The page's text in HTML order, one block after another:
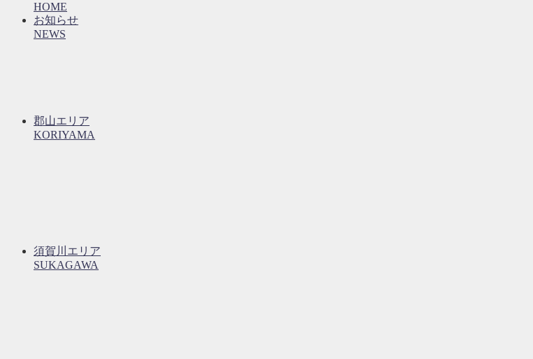
HOME
お知らせ
NEWS
郡山エリア
KORIYAMA
須賀川エリア
SUKAGAWA